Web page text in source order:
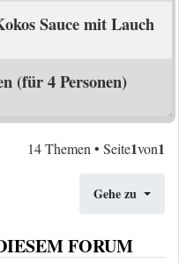
Sauce mit Lauch
(für 4 Personen)
14 Themen • Seite1von1
Gehe zu
FORUM